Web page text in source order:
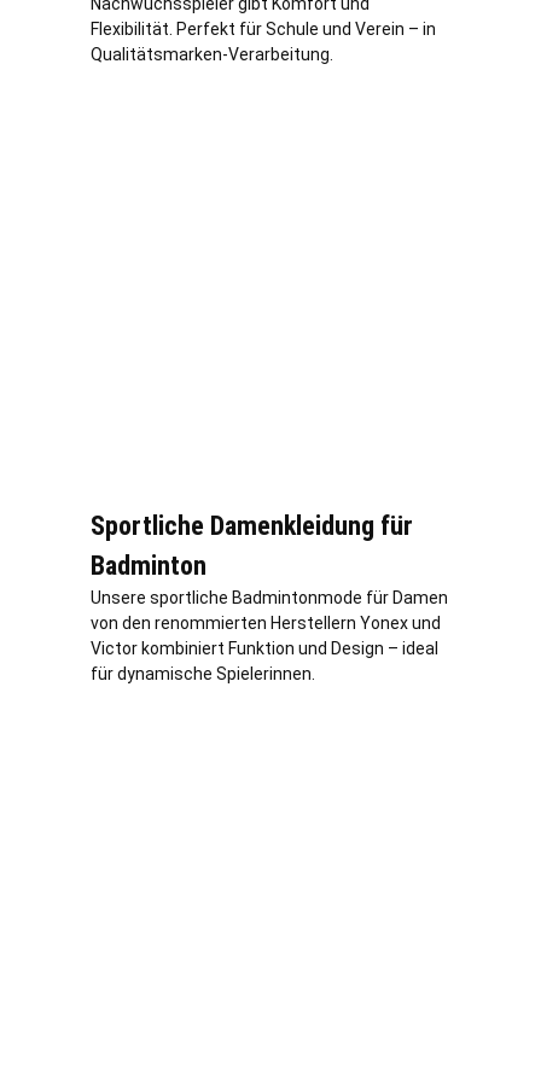
Flexibilität. Perfekt für Schule und Verein – in
Qualitätsmarken-Verarbeitung.
Sportliche Damenkleidung für
Badminton
Unsere sportliche Badmintonmode für Damen
von den renommierten Herstellern Yonex und
Victor kombiniert Funktion und Design – ideal
für dynamische Spielerinnen.